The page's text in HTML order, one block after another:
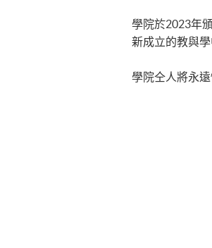
學院於2023年
新成立的教與
學院仝人將永